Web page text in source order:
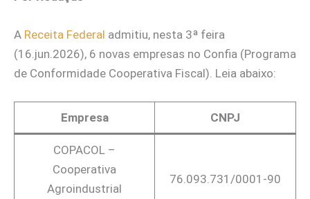
A Receita Federal admitiu, nesta 3ª feira
(16.jun.2026), 6 novas empresas no Confia (Programa
de Conformidade Cooperativa Fiscal). Leia abaixo:
Empresa CNPJ
COPACOL –
Cooperativa
Agroindustrial
76.093.731/0001-90